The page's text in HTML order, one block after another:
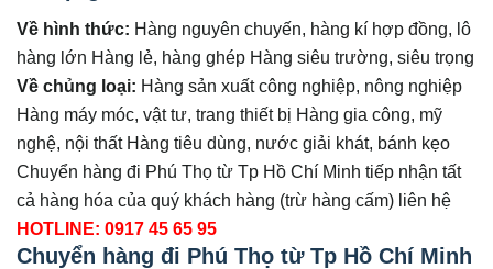
Về hình thức: Hàng nguyên chuyến, hàng kí hợp đồng, lô
hàng lớn Hàng lẻ, hàng ghép Hàng siêu trường, siêu trọng
Về chủng loại: Hàng sản xuất công nghiệp, nông nghiệp
Hàng máy móc, vật tư, trang thiết bị Hàng gia công, mỹ
nghệ, nội thất Hàng tiêu dùng, nước giải khát, bánh kẹo
Chuyển hàng đi Phú Thọ từ Tp Hồ Chí Minh tiếp nhận tất
cả hàng hóa của quý khách hàng (trừ hàng cấm) liên hệ
HOTLINE: 0917 45 65 95
Chuyển hàng đi Phú Thọ từ Tp Hồ Chí Minh